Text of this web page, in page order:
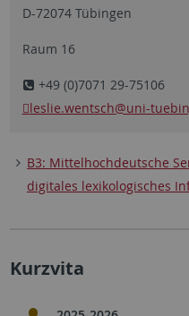
D-72074 Tübingen
Raum 16
+49 (0)7071 29-75106
leslie.wentsch@uni-
B3: Mittelhochdeutsche
digitales lexikologisches
Kurzvita